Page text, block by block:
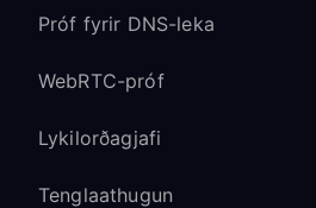
Próf fyrir DNS-leka
WebRTC-próf
Lykilorðagjafi
Tenglaathugun